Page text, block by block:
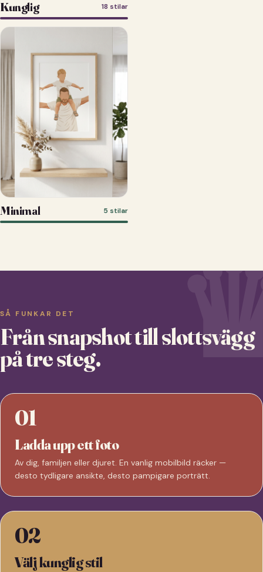
Kunglig 18 stilar
Minimal 5 stilar
SÅ FUNKAR DET
Från snapshot till slottsvägg
på tre steg.
01
Ladda upp ett foto
Av dig, familjen eller djuret. En vanlig mobilbild räcker —
desto tydligare ansikte, desto pampigare porträtt.
02
Välj kunglig stil